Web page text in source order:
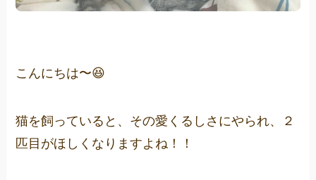
こんにちは〜😆
猫を飼っていると、その愛くるしさにやられ、２
匹目がほしくなりますよね！！